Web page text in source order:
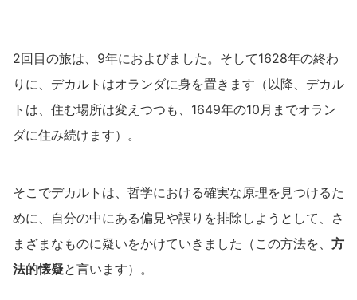
2回目の旅は、9年におよびました。そして1628年の終わ
りに、デカルトはオランダに身を置きます（以降、デカル
トは、住む場所は変えつつも、1649年の10月までオラン
ダに住み続けます）。
そこでデカルトは、哲学における確実な原理を見つけるた
めに、自分の中にある偏見や誤りを排除しようとして、さ
まざまなものに疑いをかけていきました（この方法を、 方
法的懐疑と言います）。